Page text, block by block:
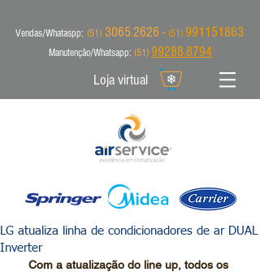
Vendas/Whataspp: (51) 3065.2626 - (51) 991151863
Manutenção/Whatsapp: (51) 99288.8794
Loja virtual
LG atualiza linha de condicionadores de ar DUAL
Inverter
Com a atualização do line up, todos os